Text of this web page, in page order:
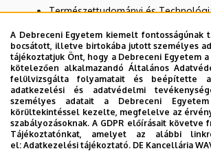
Természettudományi és
Kémiai Intézet
Dolgozói adatmódosítás igénylése
telefonkönyvében|Külső
DE telefonkönyvében|Súgó|
A Debreceni Egyetem kiemelt fontosságúnak
bocsátott, illetve birtokába jutott személyes
tájékoztatjuk Önt, hogy a Debreceni Egyetem a
kötelezően alkalmazandó Általános
felülvizsgálta folyamatait és beépítette
adatkezelési és adatvédelmi
személyes adatait a Debreceni
körültekintéssel kezelte, megfelelve az
szabályozásoknak. A GDPR előírásait követve
Tájékoztatónkat, amelyet az alábbi
el: Adatkezelési tájékoztató. DE Kancellária